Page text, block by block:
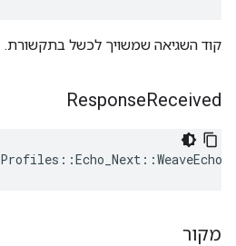
קוד השגיאה שמשויך לכשל בתקשורת.
ResponseReceived
Profiles ::Echo_Next ::
מקור